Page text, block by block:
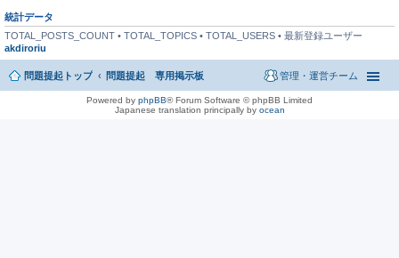
統計データ
TOTAL_POSTS_COUNT • TOTAL_TOPICS • TOTAL_USERS • 最新登録ユーザー
akdiroriu
問題提起トップ 問題提起 専用掲示板 管理・運営チーム
Powered by phpBB® Forum Software © phpBB Limited
Japanese translation principally by ocean